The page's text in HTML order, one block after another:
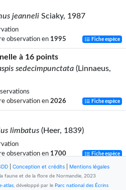
jeanneli Sciaky, 1987
observation en 1995 Fiche espèce
à 16 points
sedecimpunctata (Linnaeus,
observation en 2026 Fiche espèce
limbatus (Heer, 1839)
observation en 1700 Fiche espèce
litigiosus(Dejean, 1829)
Conception et crédits Mentions légales
faune et de la flore de Normandie, 2023
atlas, développé par le Parc national des Écrins